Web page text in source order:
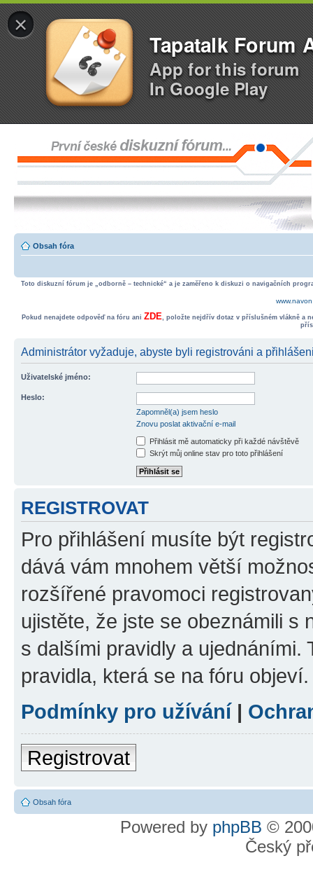
×
Tapatalk Forum
App for this forum
In Google Play
Obsah fóra
Toto diskuzní fórum je „odborně – technické“ a je zaměřeno k diskuzi o navigačních
Pokud nenajdete odpověď na fóru ani ZDE, položte nejdřív dotaz v příslušném vlákně a
Administrátor vyžaduje, abyste byli registrováni a
Uživatelské jméno:
Heslo:
Zapomněl(a) jsem heslo
Znovu poslat aktivační e-mail
Přihlásit mě automaticky při každé návštěvě
Skrýt můj online stav pro toto přihlášení
REGISTROVAT
Pro přihlášení musíte být
dává vám mnohem větší
rozšířené pravomoci
ujistěte, že jste se obeznámili s
s dalšími pravidly a ujednáními.
pravidla, která se na fóru objeví.
Podmínky pro užívání|
Registrovat
Obsah fóra
Powered by phpBB ©
Český